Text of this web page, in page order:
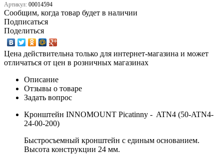
Артикул: 00014594
Сообщим, когда товар будет в наличии
Подписаться
Поделиться
Цена действительна только для интернет-магазина и может
отличаться от цен в розничных магазинах
Описание
Отзывы о товаре
Задать вопрос
Кронштейн INNOMOUNT Picatinny - ATN4 (50-ATN4-
24-00-200)
Быстросъемный кронштейн с единым основанием.
Высота конструкции 24 мм.